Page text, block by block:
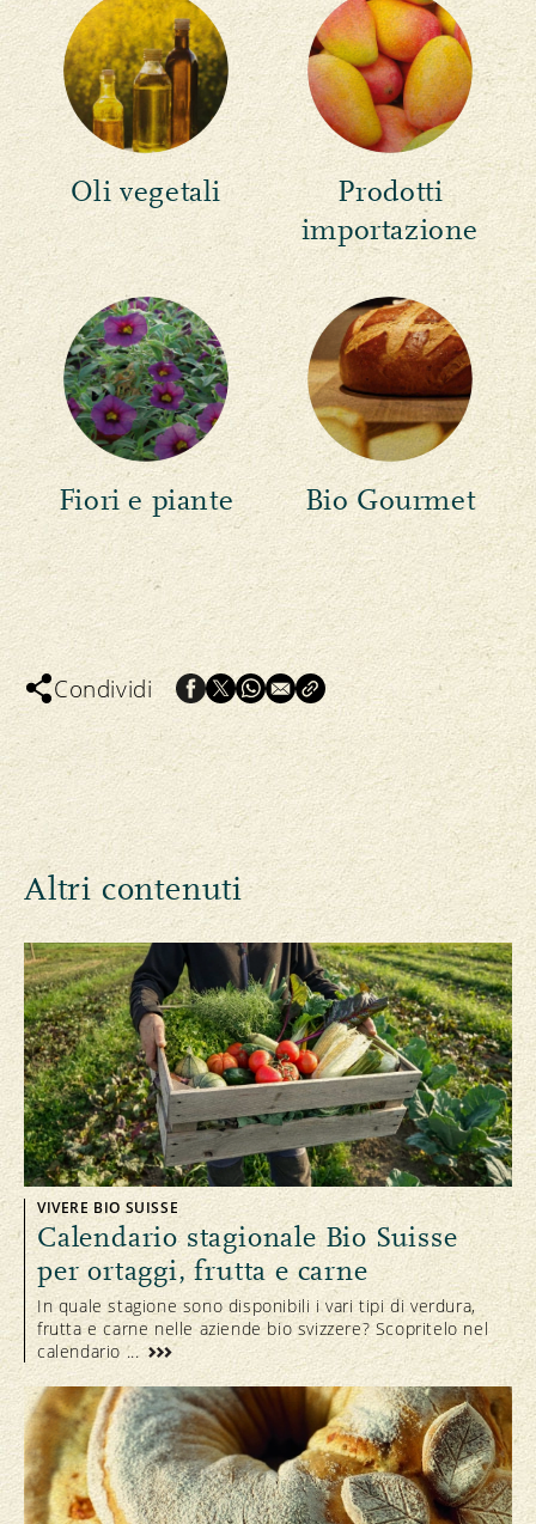
Oli vegetali
Prodotti
importazione
Fiori e piante Bio Gourmet
Condividi
Altri contenuti
VIVERE BIO SUISSE
Calendario stagionale Bio Suisse
per ortaggi, frutta e carne
In quale stagione sono disponibili i vari tipi di verdura,
frutta e carne nelle aziende bio svizzere? Scopritelo nel
calendario ...